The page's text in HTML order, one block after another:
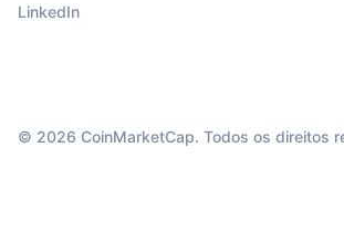
LinkedIn
© 2026 CoinMarketCap. Todos os direitos